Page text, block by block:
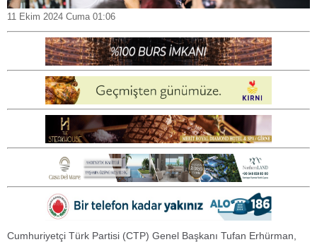
11 Ekim 2024 Cuma 01:06
Cumhuriyetçi Türk Partisi (CTP) Genel Başkanı Tufan Erhürman,